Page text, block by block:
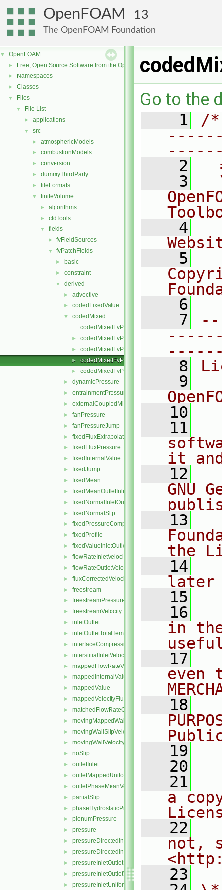
OpenFOAM 13
The OpenFOAM Foundation
▼ OpenFOAM
► Free, Open Source Software from the OpenFOAM Foundation
► Namespaces
► Classes
▼ Files
▼ File List
► applications
▼ src
► atmosphericModels
► combustionModels
► conversion
► dummyThirdParty
► fileFormats
▼ finiteVolume
► algorithms
► cfdTools
▼ fields
► fvFieldSources
▼ fvPatchFields
► basic
► constraint
▼ derived
► advective
► codedFixedValue
▼
codedMixed
codedMixedFvPatchField.C
► codedMixedFvPatchField.H
► codedMixedFvPatchFields.C
► codedMixedFvPatchFields.H
► codedMixedFvPatchFieldsFwd.H
► dynamicPressure
► entrainmentPressure
► externalCoupledMixed
► fanPressure
► fanPressureJump
► fixedFluxExtrapolatedPressure
► fixedFluxPressure
► fixedInternalValue
► fixedJump
► fixedMean
► fixedMeanOutletInlet
► fixedNormalInletOutletVelocity
► fixedNormalSlip
► fixedPressureCompressibleDensity
► fixedProfile
► fixedValueInletOutlet
► flowRateInletVelocity
► flowRateOutletVelocity
► fluxCorrectedVelocity
► freestream
► freestreamPressure
► freestreamVelocity
► inletOutlet
► inletOutletTotalTemperature
► interfaceCompression
► interstitialInletVelocity
► mappedFlowRateVelocity
► mappedInternalValue
► mappedValue
► mappedVelocityFlux
► matchedFlowRateOutletVelocity
► movingMappedWallVelocity
► movingWallSlipVelocity
► movingWallVelocity
► noSlip
► outletInlet
► outletMappedUniformInlet
► outletPhaseMeanVelocity
► partialSlip
► phaseHydrostaticPressure
► plenumPressure
► pressure
► pressureDirectedInletOutletVelocity
► pressureDirectedInletVelocity
► pressureInletOutletParSlipVelocity
► pressureInletOutletVelocity
► pressureInletUniformVelocity
Go to the
    1
/
    2
    3
    4
    5
    6
    7
    8
    9
   10
   11
it
   12
GNU
   13
the
   14
later
   15
   16
in
   17
even
   18
   19
   20
   21
a
   22
not,
   23